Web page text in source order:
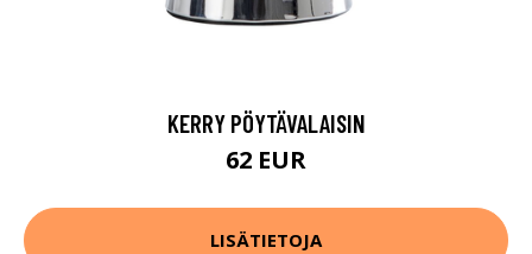
KERRY PÖYTÄVALAISIN
62 EUR
LISÄTIETOJA